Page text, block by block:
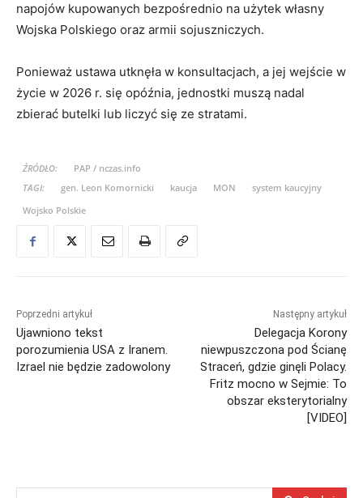
napojów kupowanych bezpośrednio na użytek własny
Wojska Polskiego oraz armii sojuszniczych.
Ponieważ ustawa utknęła w konsultacjach, a jej wejście w
życie w 2026 r. się opóźnia, jednostki muszą nadal
zbierać butelki lub liczyć się ze stratami.
ŹRÓDŁO:
PAP / nczas.info
TAGI:
gen. Leon Komornicki kaucja MON
system kaucyjny
Wojsko Polskie
Poprzedni artykuł
Ujawniono tekst
porozumienia USA z Iranem.
Izrael nie będzie zadowolony
Następny artykuł
Delegacja Korony
niewpuszczona pod Ścianę
Straceń, gdzie ginęli Polacy.
Fritz mocno w Sejmie: To
obszar eksterytorialny
[VIDEO]